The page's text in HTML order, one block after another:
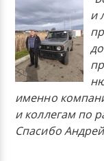
и
именно
и коллегам по
Спасибо